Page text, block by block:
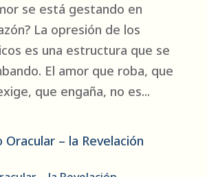
se está gestando en
La opresión de los
es una estructura que se
El amor que roba, que
que engaña, no es...